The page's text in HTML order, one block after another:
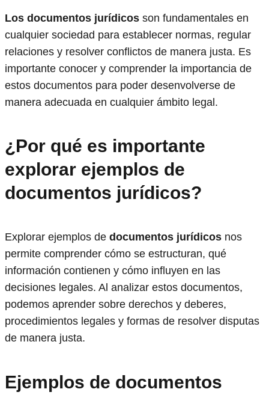
Los documentos jurídicos son fundamentales en
cualquier sociedad para establecer normas, regular
relaciones y resolver conflictos de manera justa. Es
importante conocer y comprender la importancia de
estos documentos para poder desenvolverse de
manera adecuada en cualquier ámbito legal.
¿Por qué es importante
explorar ejemplos de
documentos jurídicos?
Explorar ejemplos de documentos jurídicos nos
permite comprender cómo se estructuran, qué
información contienen y cómo influyen en las
decisiones legales. Al analizar estos documentos,
podemos aprender sobre derechos y deberes,
procedimientos legales y formas de resolver disputas
de manera justa.
Ejemplos de documentos